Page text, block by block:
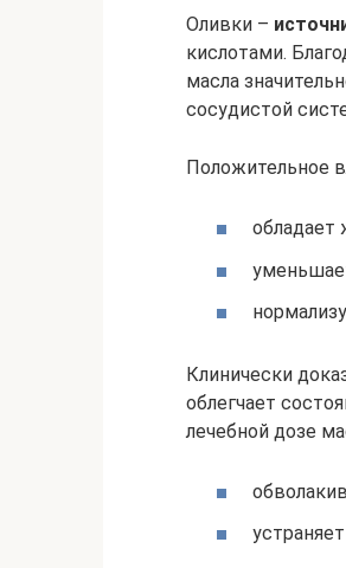
Оливки –
кислотами.
масла
сосудистой
Положительное
обладает
Клинически
облегчает
лечебной дозе